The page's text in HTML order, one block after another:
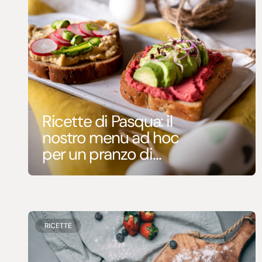
Ricette di Pasqua: il
nostro menu ad hoc
per un pranzo di
Pasqua davvero
RICETTE